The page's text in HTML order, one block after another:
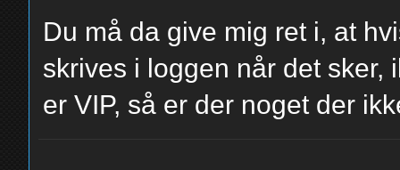
Du må da give mig ret i, at
skrives i loggen når det sker,
er VIP, så er der noget der